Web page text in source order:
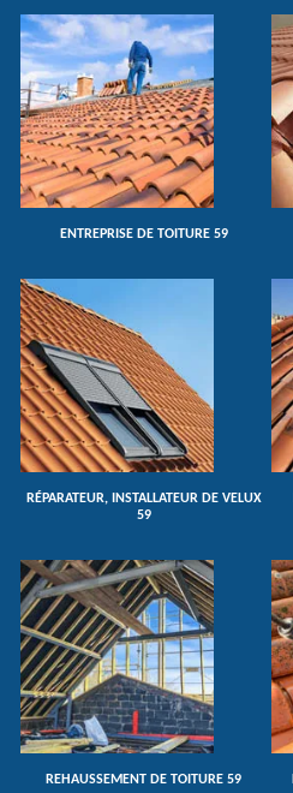
ENTREPRISE DE TOITURE 59
RÉPARATEUR, INSTALLATEUR DE VELUX
59
REHAUSSEMENT DE TOITURE 59